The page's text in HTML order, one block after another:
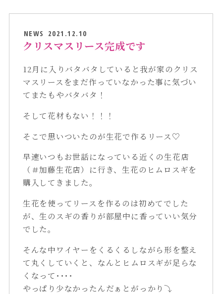
NEWS 2021.12.10
クリスマスリース完成です
12月に入りバタバタしていると我が家のクリス
マスリースをまだ作っていなかった事に気づい
てまたもやバタバタ！
そして花材もない！！！
そこで思いついたのが生花で作るリース♡
早速いつもお世話になっている近くの生花店
（＃加藤生花店）に行き、生花のヒムロスギを
購入してきました。
生花を使ってリースを作るのは初めてでした
が、生のスギの香りが部屋中に香っていい気分
でした。
そんな中ワイヤーをくるくるしながら形を整え
て丸くしていくと、なんとヒムロスギが足らな
くなって････
やっぱり少なかったんだぁとがっかり⤵